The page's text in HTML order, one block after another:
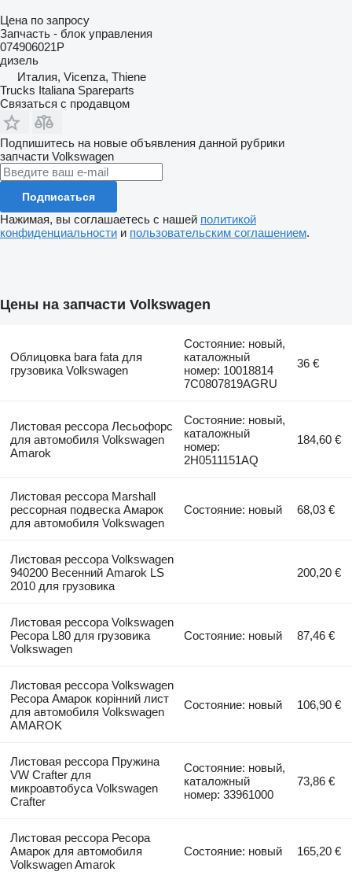
Цена по запросу
Запчасть - блок управления
074906021P
дизель
Италия, Vicenza, Thiene
Trucks Italiana Spareparts
Связаться с продавцом
Подпишитесь на новые объявления данной рубрики
запчасти Volkswagen
Подписаться
Нажимая, вы соглашаетесь с нашей политикой
конфиденциальности и пользовательским соглашением.
Цены на запчасти Volkswagen
Облицовка bara fata для
грузовика Volkswagen
Состояние: новый,
каталожный
номер: 10018814
7C0807819AGRU
36 €
Листовая рессора Лесьофорс
для автомобиля Volkswagen
Amarok
Состояние: новый,
каталожный
номер:
2H0511151AQ
184,60 €
Листовая рессора Marshall
рессорная подвеска Амарок
для автомобиля Volkswagen
Состояние: новый 68,03 €
Листовая рессора Volkswagen
940200 Весенний Amarok LS
2010 для грузовика
200,20 €
Листовая рессора Volkswagen
Ресора L80 для грузовика
Volkswagen
Состояние: новый 87,46 €
Листовая рессора Volkswagen
Ресора Амарок корінний лист
для автомобиля Volkswagen
AMAROK
Состояние: новый 106,90 €
Листовая рессора Пружина
VW Crafter для
микроавтобуса Volkswagen
Crafter
Состояние: новый,
каталожный
номер: 33961000
73,86 €
Листовая рессора Ресора
Амарок для автомобиля
Volkswagen Amarok
Состояние: новый 165,20 €